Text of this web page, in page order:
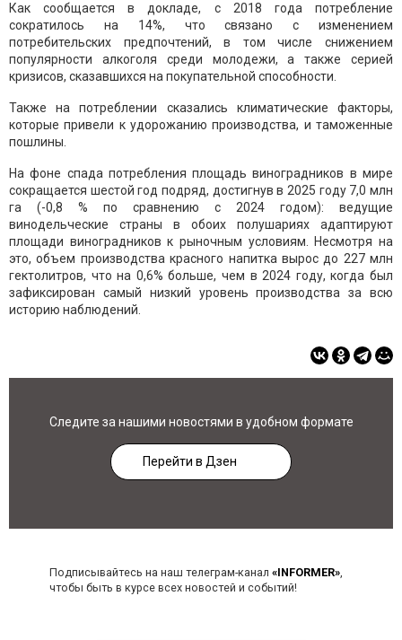
Как сообщается в докладе, с 2018 года потребление
сократилось на 14%, что связано с изменением
потребительских предпочтений, в том числе снижением
популярности алкоголя среди молодежи, а также серией
кризисов, сказавшихся на покупательной способности.
Также на потреблении сказались климатические факторы,
которые привели к удорожанию производства, и таможенные
пошлины.
На фоне спада потребления площадь виноградников в мире
сокращается шестой год подряд, достигнув в 2025 году 7,0 млн
га (-0,8 % по сравнению с 2024 годом): ведущие
винодельческие страны в обоих полушариях адаптируют
площади виноградников к рыночным условиям. Несмотря на
это, объем производства красного напитка вырос до 227 млн
гектолитров, что на 0,6% больше, чем в 2024 году, когда был
зафиксирован самый низкий уровень производства за всю
историю наблюдений.
Следите за нашими новостями в удобном формате
Перейти в Дзен
Подписывайтесь на наш телеграм-канал «INFORMER»,
чтобы быть в курсе всех новостей и событий!